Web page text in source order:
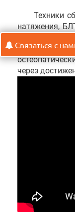
Техники
натяжения,
BLT,
через
Связаться с